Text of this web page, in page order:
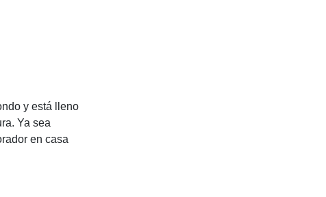
y está lleno
Ya sea
en casa